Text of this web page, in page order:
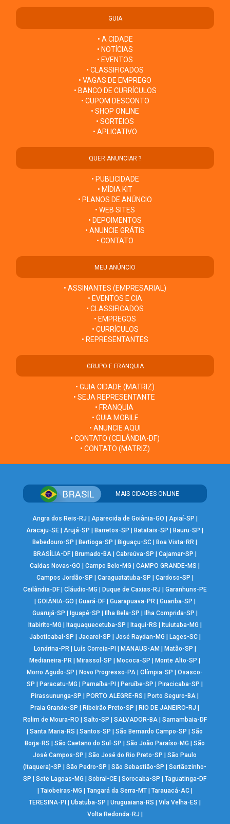
GUIA
• A CIDADE
• NOTÍCIAS
• EVENTOS
• CLASSIFICADOS
• VAGAS DE EMPREGO
• BANCO DE CURRÍCULOS
• CUPOM DESCONTO
• SHOP ONLINE
• SORTEIOS
• APLICATIVO
QUER ANUNCIAR ?
• PUBLICIDADE
• MÍDIA KIT
• PLANOS DE ANÚNCIO
• WEB SITES
• DEPOIMENTOS
• ANUNCIE GRÁTIS
• CONTATO
MEU ANÚNCIO
• ASSINANTES (EMPRESARIAL)
• EVENTOS E CIA
• CLASSIFICADOS
• EMPREGOS
• CURRÍCULOS
• REPRESENTANTES
GRUPO E FRANQUIA
• GUIA CIDADE (MATRIZ)
• SEJA REPRESENTANTE
• FRANQUIA
• GUIA MOBILE
• ANUNCIE AQUI
• CONTATO (CEILÂNDIA-DF)
• CONTATO (MATRIZ)
MAIS CIDADES ONLINE
Angra dos Reis-RJ Aparecida de Goiânia-GO Apiaí-SP
Aracaju-SE |Arujá-SP Barretos-SP Batatais-SP Bauru-SP
Bebedouro-SP
Bertioga-SP Biguaçu-SC Boa Vista-RR
BRASÍLIA-DF| Brumado-BA| Cabreúva-SP Cajamar-SP
Caldas Novas-GO
|Campo Belo-MG |CAMPO GRANDE-MS
Campos Jordão-SP
Caraguatatuba-SP Cardoso-SP
Ceilândia-DF| Cláudio-MG Duque de Caxias-RJ
Garanhuns-PE
GOIÂNIA-GO Guará-DF| Guarapuava-PR| Guariba-SP
Guarujá-SP
Iguapé-SP Ilha Bela-SP Ilha Comprida-SP
Itabirito-MG
Itaquaquecetuba-SP Itaqui-RS Ituiutaba-MG
Jaboticabal-SP
Jacareí-SP José Raydan-MG Lages-SC|
Londrina-PR| Luís Correia-PI MANAUS-AM Matão-SP
Medianeira-PR
Mirassol-SP Mococa-SP Monte Alto-SP
Morro Agudo-SP
Novo Progresso-PA |Olímpia-SP |Osasco-
SP
Paracatu-MG Parnaíba-PI Peruíbe-SP Piracicaba-SP
Pirassununga-SP
PORTO ALEGRE-RS Porto Seguro-BA
Praia Grande-SP
Ribeirão Preto-SP RIO DE JANEIRO-RJ
Rolim de Moura-RO
Salto-SP SALVADOR-BA| Samambaia-DF
|Santa Maria-RS |Santos-SP |São Bernardo Campo-SP |São
Borja-RS
|São Caetano do Sul-SP |São João Paraíso-MG |São
José Campos-SP
|São José do Rio Preto-SP |São Paulo
(Itaquera)-SP
|São Pedro-SP |São Sebastião-SP |Sertãozinho-
SP
|Sete Lagoas-MG |Sobral-CE |Sorocaba-SP |Taguatinga-DF
Taiobeiras-MG Tangará da Serra-MT| Tarauacá-AC|
TERESINA-PI
|Ubatuba-SP |Uruguaiana-RS |Vila Velha-ES
Volta Redonda-RJ